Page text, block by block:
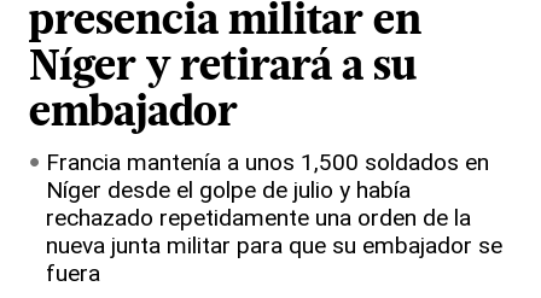
presencia militar en
Níger y retirará a su
embajador
Francia mantenía a unos 1,500 soldados en
Níger desde el golpe de julio y había
rechazado repetidamente una orden de la
nueva junta militar para que su embajador se
fuera